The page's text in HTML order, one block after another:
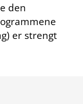
den
er strengt